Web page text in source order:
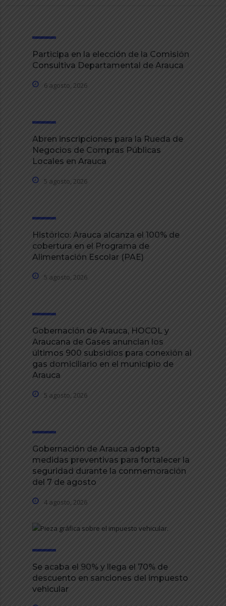
Participa en la elección de la Comisión
Consultiva Departamental de Arauca
6 agosto, 2026
Abren inscripciones para la Rueda de
Negocios de Compras Públicas
Locales en Arauca
5 agosto, 2026
Histórico: Arauca alcanza el 100% de
cobertura en el Programa de
Alimentación Escolar (PAE)
5 agosto, 2026
Gobernación de Arauca, HOCOL y
Araucana de Gases anuncian los
últimos 900 subsidios para conexión al
gas domiciliario en el municipio de
Arauca
5 agosto, 2026
Gobernación de Arauca adopta
medidas preventivas para fortalecer la
seguridad durante la conmemoración
del 7 de agosto
4 agosto, 2026
Se acaba el 90% y llega el 70% de
descuento en sanciones del impuesto
vehicular